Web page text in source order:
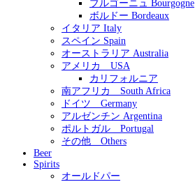
ブルゴーニュ Bourgogne
ボルドー Bordeaux
イタリア Italy
スペイン Spain
オーストラリア Australia
アメリカ USA
カリフォルニア
南アフリカ South Africa
ドイツ Germany
アルゼンチン Argentina
ポルトガル Portugal
その他 Others
Beer
Spirits
オールドパー